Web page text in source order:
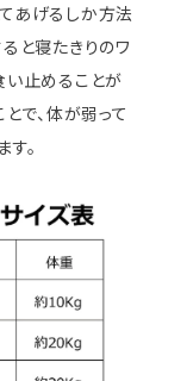
あげるしか方法
と寝たきりのワ
い止めることが
で、体が弱って
。